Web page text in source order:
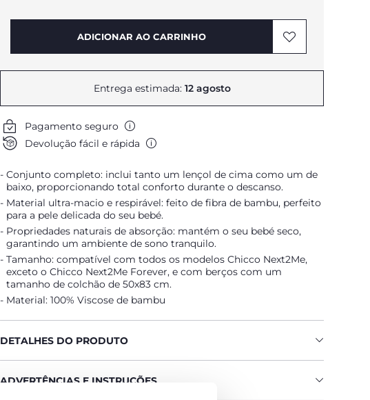
ADICIONAR AO CARRINHO
Entrega estimada: 12 agosto
Pagamento seguro
Devolução fácil e rápida
Conjunto completo: inclui tanto um lençol de cima como um de
baixo, proporcionando total conforto durante o descanso.
Material ultra-macio e respirável: feito de fibra de bambu, perfeito
para a pele delicada do seu bebé.
Propriedades naturais de absorção: mantém o seu bebé seco,
garantindo um ambiente de sono tranquilo.
Tamanho: compatível com todos os modelos Chicco Next2Me,
exceto o Chicco Next2Me Forever, e com berços com um
tamanho de colchão de 50x83 cm.
Material: 100% Viscose de bambu
DETALHES DO PRODUTO
ADVERTÊNCIAS E INSTRUÇÕES